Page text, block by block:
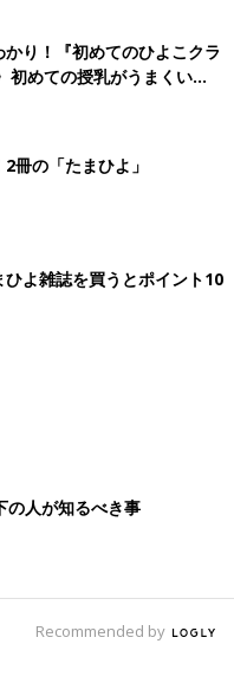
り！『初めてのひよこクラ
初めての授乳がうまくい
本と夏のトラブル 解決テ
冊の「たまひよ」
よ雑誌を買うとポイント10
の人が知るべき事
Recommended by